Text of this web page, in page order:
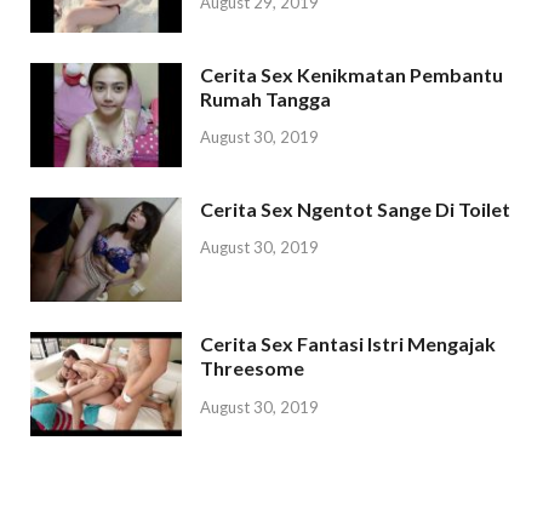
Cerita Sex Kenikmatan Pembantu
Rumah Tangga
August 30, 2019
Cerita Sex Ngentot Sange Di Toilet
August 30, 2019
Cerita Sex Fantasi Istri Mengajak
Threesome
August 30, 2019